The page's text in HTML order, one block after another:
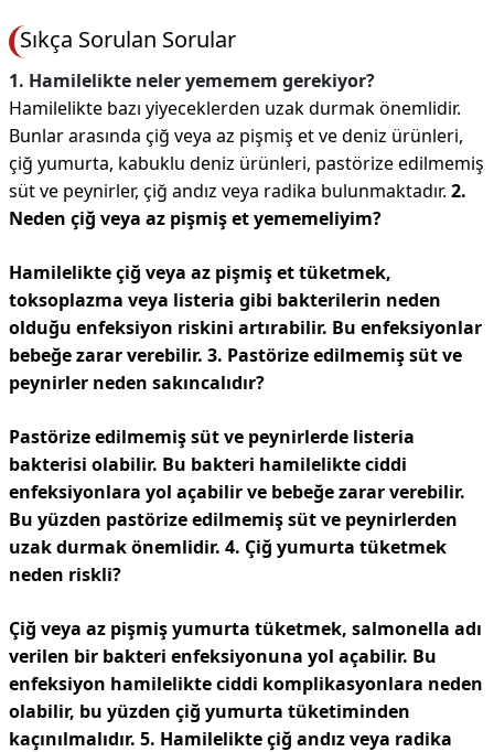
Sıkça Sorulan Sorular
1. Hamilelikte neler yememem gerekiyor?
Hamilelikte bazı yiyeceklerden uzak durmak önemlidir.
Bunlar arasında çiğ veya az pişmiş et ve deniz ürünleri,
çiğ yumurta, kabuklu deniz ürünleri, pastörize edilmemiş
süt ve peynirler, çiğ andız veya radika bulunmaktadır. 2.
Neden çiğ veya az pişmiş et yememeliyim?
Hamilelikte çiğ veya az pişmiş et tüketmek,
toksoplazma veya listeria gibi bakterilerin neden
olduğu enfeksiyon riskini artırabilir. Bu enfeksiyonlar
bebeğe zarar verebilir. 3. Pastörize edilmemiş süt ve
peynirler neden sakıncalıdır?
Pastörize edilmemiş süt ve peynirlerde listeria
bakterisi olabilir. Bu bakteri hamilelikte ciddi
enfeksiyonlara yol açabilir ve bebeğe zarar verebilir.
Bu yüzden pastörize edilmemiş süt ve peynirlerden
uzak durmak önemlidir. 4. Çiğ yumurta tüketmek
neden riskli?
Çiğ veya az pişmiş yumurta tüketmek, salmonella adı
verilen bir bakteri enfeksiyonuna yol açabilir. Bu
enfeksiyon hamilelikte ciddi komplikasyonlara neden
olabilir, bu yüzden çiğ yumurta tüketiminden
kaçınılmalıdır. 5. Hamilelikte çiğ andız veya radika